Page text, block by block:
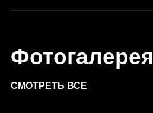
Фотогалерея
СМОТРЕТЬ ВСЕ